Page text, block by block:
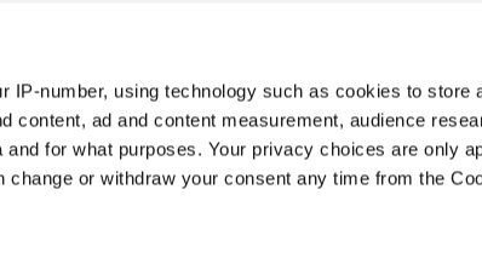
IP-number, using technology such as cookies to store
content, ad and content measurement, audience
for what purposes. Your privacy choices are only
or withdraw your consent any time from the